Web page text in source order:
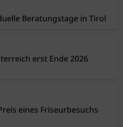
Beratungstage in Tirol
erst Ende 2026
eines Friseurbesuchs